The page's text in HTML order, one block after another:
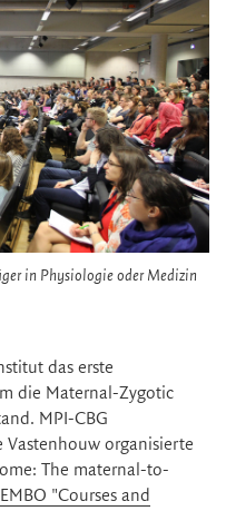
in Physiologie oder Medizin
das erste
die Maternal-Zygotic
MPI-CBG
Vastenhouw organisierte
The maternal-to-
EMBO "Courses and